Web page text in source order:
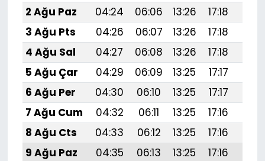
2 Ağu Paz
04:24 06:06 13:26 17:18
3 Ağu Pts
04:26 06:07 13:26 17:18
4 Ağu Sal
04:27 06:08 13:26 17:18
5 Ağu Çar
04:29 06:09 13:25 17:17
6 Ağu Per
04:30 06:10 13:25 17:17
7 Ağu Cum
04:32 06:11 13:25 17:16
8 Ağu Cts
04:33 06:12 13:25 17:16
9 Ağu Paz
04:35 06:13 13:25 17:16